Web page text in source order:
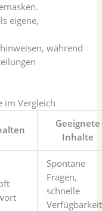
eigene,
während
im Vergleich
Geeignete
Inhalte
Spontane
Fragen,
schnelle